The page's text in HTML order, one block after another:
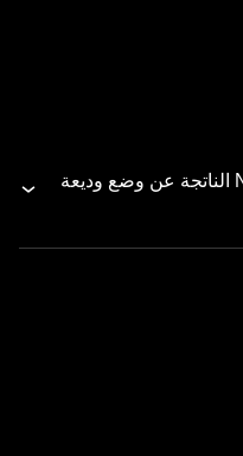
لماذا يجب علي الاحتفاظ به في NFT الناتجة عن وضع وديعة